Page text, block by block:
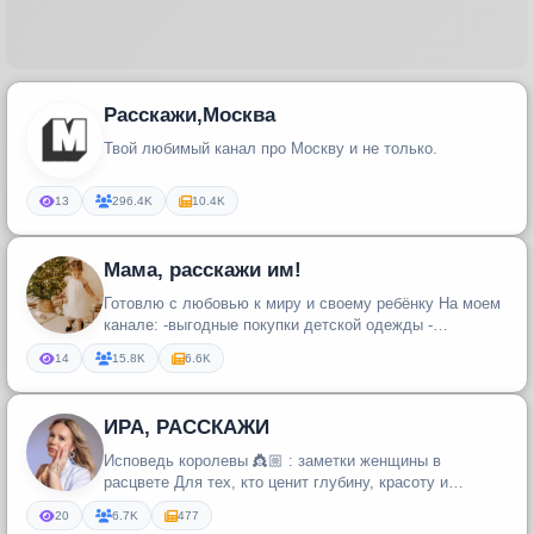
Расскажи,Москва
Твой любимый канал про Москву и не только.
13 296.4K 10.4K
Мама, расскажи им!
Готовлю с любовью к миру и своему ребёнку На моем
канале: -выгодные покупки детской одежды -
проверенные полезные рец...
14 15.8K 6.6K
ИРА, РАССКАЖИ
Исповедь королевы 👸🏼 : заметки женщины в
расцвете Для тех, кто ценит глубину, красоту и
благородство.
20 6.7K 477